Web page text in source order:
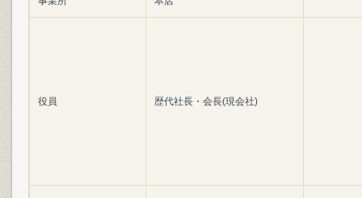
役員 歴代社長・会長(現会社)